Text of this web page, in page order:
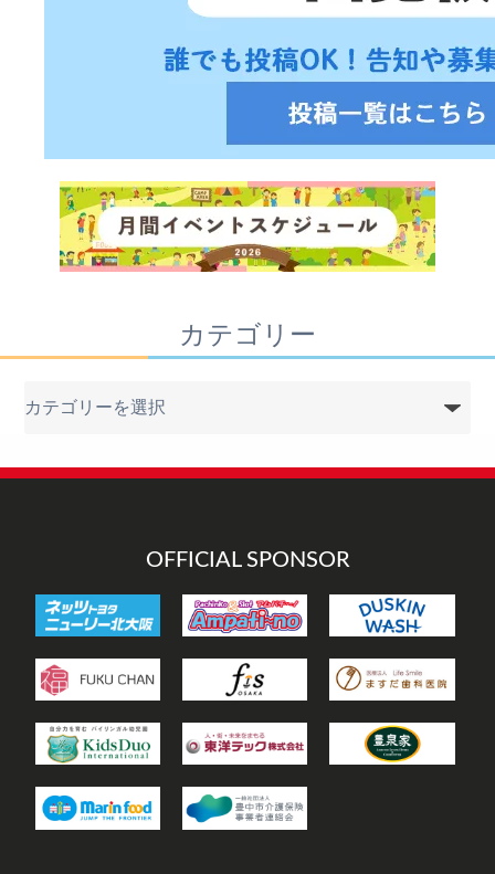
カテゴリー
リ
OFFICIAL SPONSOR